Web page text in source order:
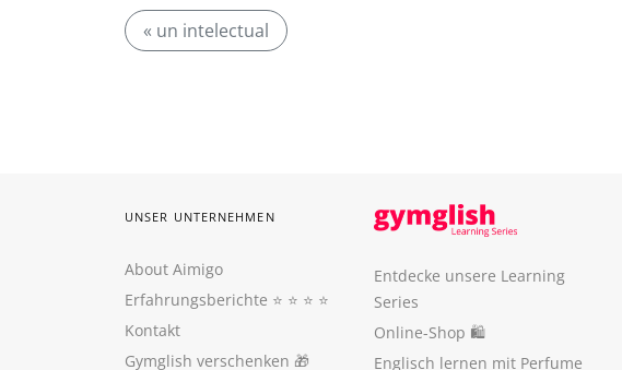
« un intelectual
UNSER UNTERNEHMEN
About Aimigo
Erfahrungsberichte ⭐️ ⭐️ ⭐️ ⭐️
Kontakt
Gymglish verschenken 🎁
Entdecke unsere Learning
Series
Online-Shop 🛍
Englisch lernen mit Perfume